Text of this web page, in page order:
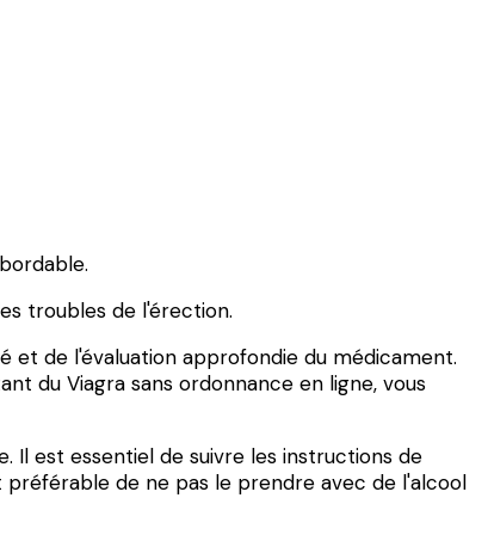
troubles de l'érection.
et de l'évaluation approfondie du médicament.
du Viagra sans ordonnance en ligne, vous
Il est essentiel de suivre les instructions de
de ne pas le prendre avec de l'alcool